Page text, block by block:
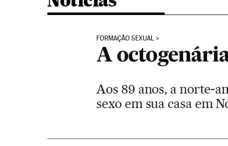
FORMAÇÃO SEXUAL
A
Aos 89 anos, a norte-
sexo em sua casa em